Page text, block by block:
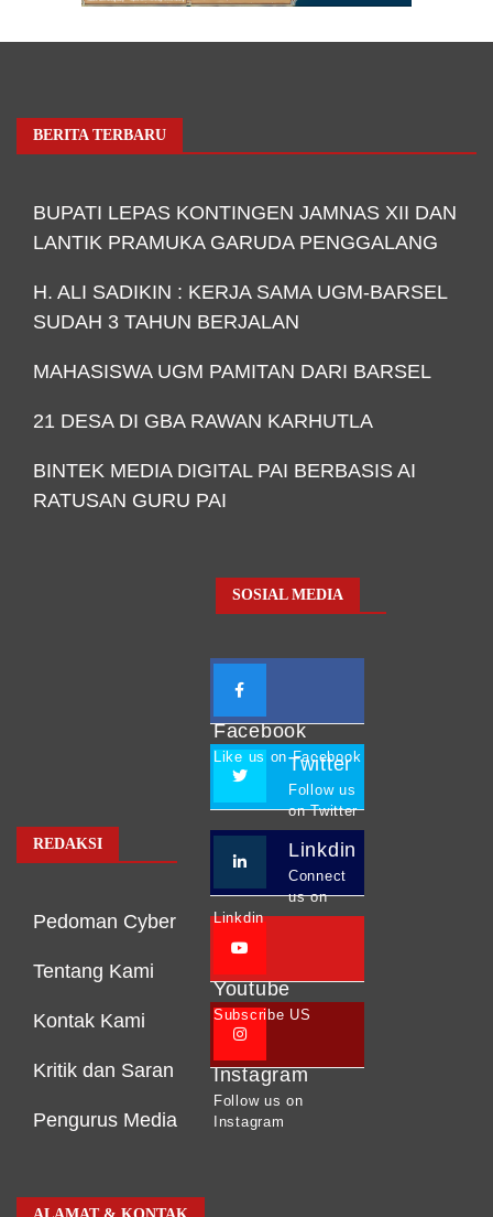
BERITA TERBARU
BUPATI LEPAS KONTINGEN JAMNAS XII DAN
LANTIK PRAMUKA GARUDA PENGGALANG
H. ALI SADIKIN : KERJA SAMA UGM-BARSEL
SUDAH 3 TAHUN BERJALAN
MAHASISWA UGM PAMITAN DARI BARSEL
21 DESA DI GBA RAWAN KARHUTLA
BINTEK MEDIA DIGITAL PAI BERBASIS AI
RATUSAN GURU PAI
REDAKSI
Pedoman Cyber
Tentang Kami
Kontak Kami
Kritik dan Saran
Pengurus Media
SOSIAL MEDIA
Facebook
Like us on Facebook
Twitter
Follow us
on Twitter
Linkdin
Connect
us on
Linkdin
Youtube
Subscribe US
Instagram
Follow us on
Instagram